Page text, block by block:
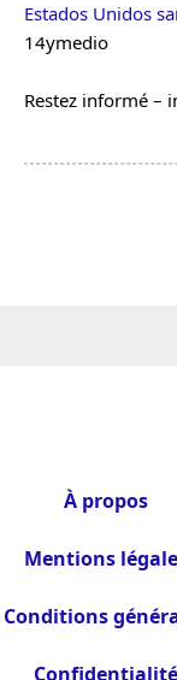
Estados Unidos
14ymedio
Restez informé –
À propos
Mentions
Conditions
Confidentialité